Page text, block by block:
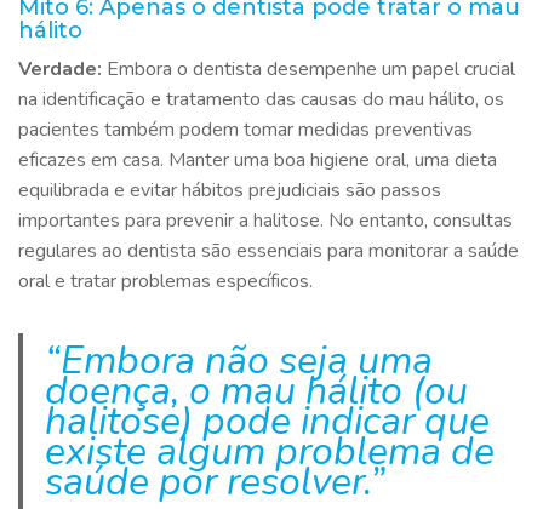
Mito 6: Apenas o dentista pode tratar o mau
hálito
Verdade: Embora o dentista desempenhe um papel crucial
na identificação e tratamento das causas do mau hálito, os
pacientes também podem tomar medidas preventivas
eficazes em casa. Manter uma boa higiene oral, uma dieta
equilibrada e evitar hábitos prejudiciais são passos
importantes para prevenir a halitose. No entanto, consultas
regulares ao dentista são essenciais para monitorar a saúde
oral e tratar problemas específicos.
“Embora não seja uma
doença, o mau hálito (ou
halitose) pode indicar que
existe algum problema de
saúde por resolver.”